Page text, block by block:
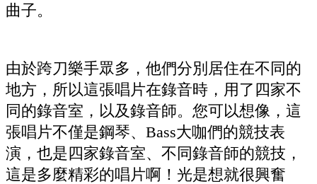
曲子。
由於跨刀樂手眾多，他們分別居住在不同的
地方，所以這張唱片在錄音時，用了四家不
同的錄音室，以及錄音師。您可以想像，這
張唱片不僅是鋼琴、Bass大咖們的競技表
演，也是四家錄音室、不同錄音師的競技，
這是多麼精彩的唱片啊！光是想就很興奮